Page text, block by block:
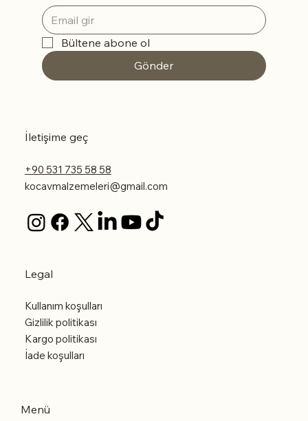
Bültene abone ol
Gönder
İletişime geç
+90 531 735 58 58
kocavmalzemeleri@gmail.com
Legal
Kullanım koşulları
Gizlilik politikası
Kargo politikası
İade koşulları
Menü